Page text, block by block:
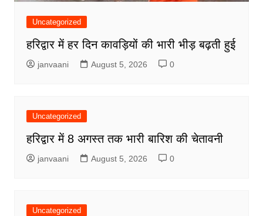
Uncategorized
हरिद्वार में हर दिन कावड़ियों की भारी भीड़ बढ़ती हुई
janvaani August 5, 2026 0
Uncategorized
हरिद्वार में 8 अगस्त तक भारी बारिश की चेतावनी
janvaani August 5, 2026 0
Uncategorized